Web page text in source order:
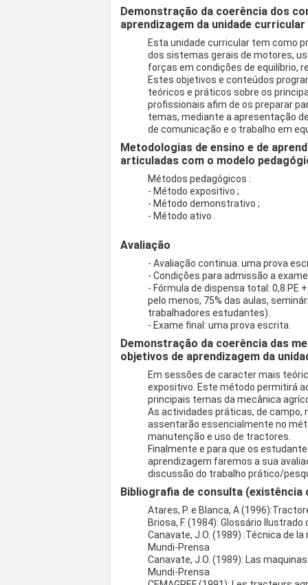
Demonstração da coerência dos
aprendizagem da unidade curricular
Esta unidade curricular tem como
dos sistemas gerais de motores,
forças em condições de equilíbrio,
Estes objetivos e conteúdos
teóricos e práticos sobre os
profissionais afim de os preparar
temas, mediante a apresentação
de comunicação e o trabalho em
Metodologias de ensino e de
articuladas com o modelo
Métodos pedagógicos :
- Método expositivo ;
- Método demonstrativo ;
- Método ativo .
Avaliação
- Avaliação continua: uma prova
- Condições para admissão a
- Fórmula de dispensa total: 0,8 PE
pelo menos, 75% das aulas,
trabalhadores estudantes).
- Exame final: uma prova escrita.
Demonstração da coerência das
objetivos de aprendizagem da
Em sessões de caracter mais
expositivo. Este método permitirá
principais temas da mecânica
As actividades práticas, de campo,
assentarão essencialmente no
manutenção e uso de tractores.
Finalmente e para que os
aprendizagem faremos a sua
discussão do trabalho prático/
Bibliografia de consulta
Atares, P. e Blanca, A
Briosa, F. (1984): Glossário
Canavate, J.O. (1989) :Técnica de
Mundi-Prensa
Canavate, J.O. (1989): Las
Mundi-Prensa